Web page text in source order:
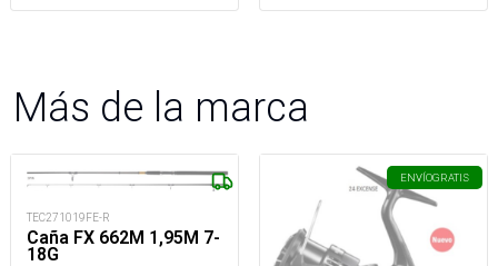
Más de la marca
TEC271019FE-R
Caña FX 662M 1,95M 7-
18G
ENVÍOGRATIS